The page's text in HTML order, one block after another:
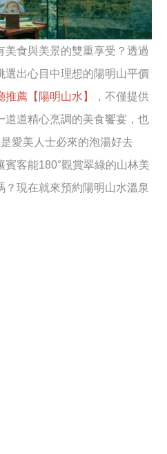
美食與美景的雙重享受？透過
選出心目中理想的陽明山平價
推薦【陽明山水】
，不僅提供
道道精心烹調的美食饗宴，也
是愛美人士必來的泡湯好去
賓客能180°觀賞翠綠的山林美
？現在就來預約陽明山水溫泉